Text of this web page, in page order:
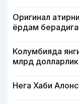
Оригинал
ёрдам
Колумбияда
млрд
Нега Хаби